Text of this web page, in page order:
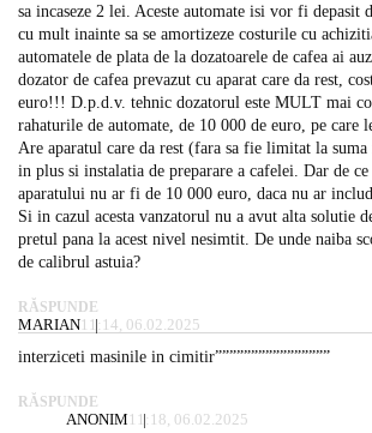
sa incaseze 2 lei. Aceste automate isi vor fi depasit
cu mult inainte sa se amortizeze costurile cu
automatele de plata de la dozatoarele de cafea ai
dozator de cafea prevazut cu aparat care da rest,
euro!!! D.p.d.v. tehnic dozatorul este MULT mai
rahaturile de automate, de 10 000 de euro, pe care
Are aparatul care da rest (fara sa fie limitat la
in plus si instalatia de preparare a cafelei. Dar de
aparatului nu ar fi de 10 000 euro, daca nu ar
Si in cazul acesta vanzatorul nu a avut alta solutie
pretul pana la acest nivel nesimtit. De unde naiba
de calibrul astuia?
RĂSPUNDE
MARIAN11:14, 06.02.2025
interziceti masinile in cimitir””””””””””””””””
RĂSPUNDE
ANONIM 11:18, 06.02.2025